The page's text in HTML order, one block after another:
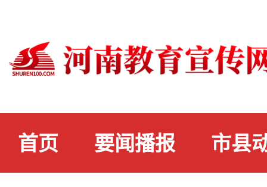
首页 要闻播报 市县